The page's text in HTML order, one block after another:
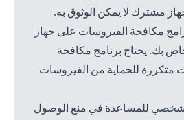
مشترك لا يمكن الوثوق به.
مكافحة الفيروسات على جهاز
بك. يحتاج برنامج مكافحة
متكررة للحماية من الفيروسات
شخصي للمساعدة في منع الوصول